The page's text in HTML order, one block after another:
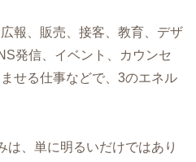
報、販売、接客、教育、デザ
発信、イベント、カウンセ
せる仕事などで、3のエネル
は、単に明るいだけではあり